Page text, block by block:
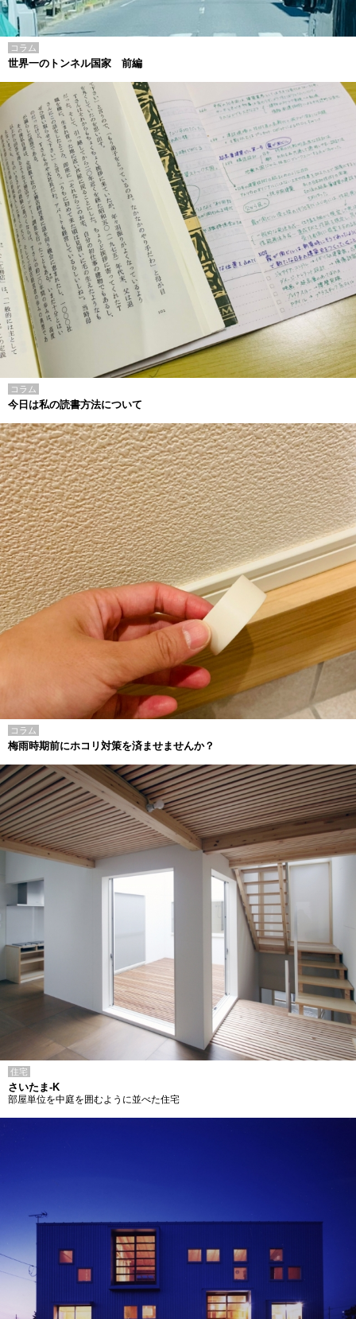
コラム
世界一のトンネル国家 前編
コラム
今日は私の読書方法について
コラム
梅雨時期前にホコリ対策を済ませませんか？
住宅
さいたま-K
部屋単位を中庭を囲むように並べた住宅